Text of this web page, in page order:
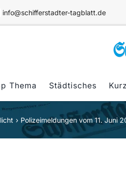
tagblatt.de
Thema Städtisches
Polizeimeldungen vom 11. Juni